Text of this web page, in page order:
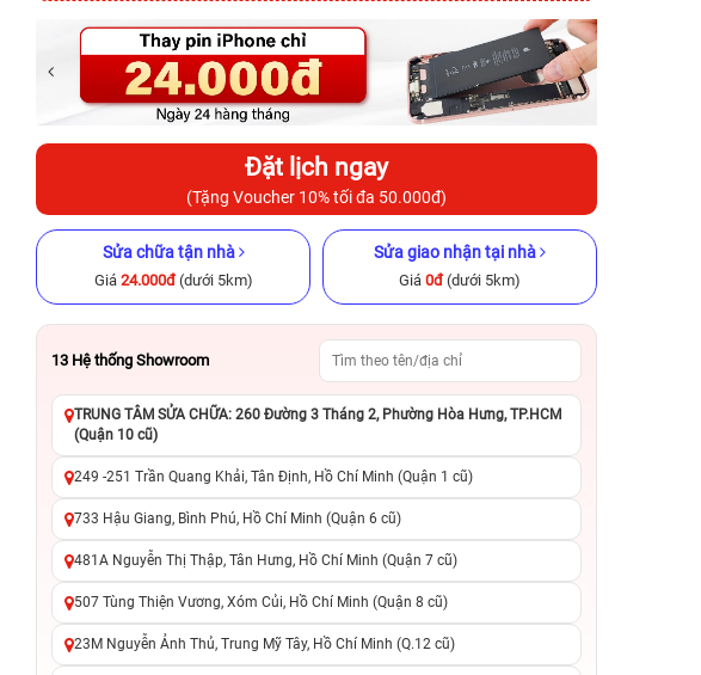
iPhone 11 128GB Cũ chính hãng
4.590.000đ 7.990.000đ
-3.400.000đ
chuyển đổi, 0 gọi người thân
chính hãng
4.990.000đ
8.990.000đ
-4.000.000đ
chuyển đổi, 0 gọi người thân
-3.900.000đ
Đặt lịch ngay
(Tặng Voucher 10% tối đa 50.000đ)
Sửa chữa tận nhà
Giá 24.000đ(dưới 5km)
Sửa giao nhận tại nhà
Giá 0đ(dưới 5km)
13 Hệ thống Showroom
TRUNG TÂM SỬA CHỮA: 260 Đường 3 Tháng 2, Phường Hòa Hưng, TP.HCM
(Quận 10 cũ)
249 -251 Trần Quang Khải, Tân Định, Hồ Chí Minh (Quận 1 cũ)
733 Hậu Giang, Bình Phú, Hồ Chí Minh (Quận 6 cũ)
481A Nguyễn Thị Thập, Tân Hưng, Hồ Chí Minh (Quận 7 cũ)
507 Tùng Thiện Vương, Xóm Củi, Hồ Chí Minh (Quận 8 cũ)
23M Nguyễn Ảnh Thủ, Trung Mỹ Tây, Hồ Chí Minh (Q.12 cũ)